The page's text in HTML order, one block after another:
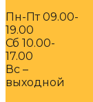
Пн-Пт 09.00-
19.00
Сб 10.00-
17.00
Вс –
выходной